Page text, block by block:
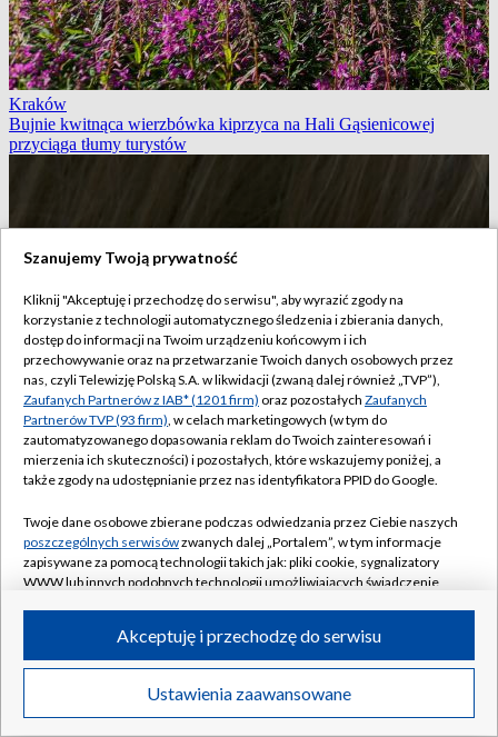
Kraków
Bujnie kwitnąca wierzbówka kiprzyca na Hali Gąsienicowej
przyciąga tłumy turystów
Szanujemy Twoją prywatność
Kliknij "Akceptuję i przechodzę do serwisu", aby wyrazić zgody na
korzystanie z technologii automatycznego śledzenia i zbierania danych,
dostęp do informacji na Twoim urządzeniu końcowym i ich
przechowywanie oraz na przetwarzanie Twoich danych osobowych przez
nas, czyli Telewizję Polską S.A. w likwidacji (zwaną dalej również „TVP”),
Zaufanych Partnerów z IAB* (1201 firm) oraz pozostałych Zaufanych
Partnerów TVP (93 firm), w celach marketingowych (w tym do
zautomatyzowanego dopasowania reklam do Twoich zainteresowań i
mierzenia ich skuteczności) i pozostałych, które wskazujemy poniżej, a
także zgody na udostępnianie przez nas identyfikatora PPID do Google.
Twoje dane osobowe zbierane podczas odwiedzania przez Ciebie naszych
poszczególnych serwisówzwanych dalej „Portalem”, w tym informacje
zapisywane za pomocą technologii takich jak: pliki cookie, sygnalizatory
WWW lub innych podobnych technologii umożliwiających świadczenie
ruchu w Internecie.
Twoje dane osobowe zbierane podczas odwiedzania przez Ciebie
poszczególnych serwisówna Portalu, takie jak adresy IP, identyfikatory
Ustawienia zaawansowane
Akceptuję i przechodzę do serwisu